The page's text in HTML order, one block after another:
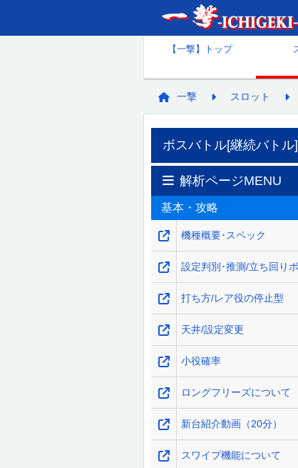
【一撃】トップ
一撃 スロット
ボスバトル[継続バトル]
解析ページMENU
基本・攻略
機種概要･スペック
設定判別･推測/立ち回り
打ち方/レア役の停止型
天井/設定変更
小役確率
ロングフリーズについて
新台紹介動画（20分）
スワイプ機能について